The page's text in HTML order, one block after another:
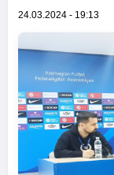
24.03.2024 - 19:13